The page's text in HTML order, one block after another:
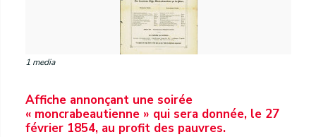
1 media
Affiche annonçant une soirée
« moncrabeautienne » qui sera donnée, le 27
février 1854, au profit des pauvres.